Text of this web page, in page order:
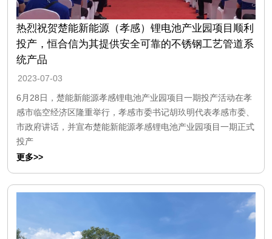
热烈祝贺楚能新能源（孝感）锂电池产业园项目顺利
投产，恒合信为其提供安全可靠的不锈钢工艺管道系
统产品
2023-07-03
6月28日，楚能新能源孝感锂电池产业园项目一期投产活动在孝
感市临空经济区隆重举行，孝感市委书记胡玖明代表孝感市委、
市政府讲话，并宣布楚能新能源孝感锂电池产业园项目一期正式
投产
更多>>